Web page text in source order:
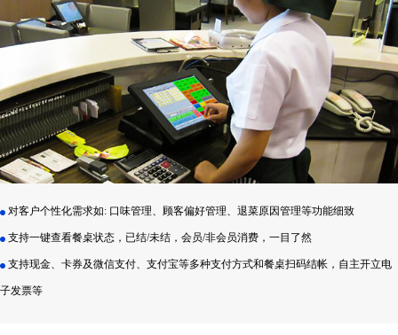
对客户个性化需求如: 口味管理、顾客偏好管理、退菜原因管理等功能细致
支持一键查看餐桌状态，已结/未结，会员/非会员消费，一目了然
支持现金、卡券及微信支付、支付宝等多种支付方式和餐桌扫码结帐，自主开立电
子发票等